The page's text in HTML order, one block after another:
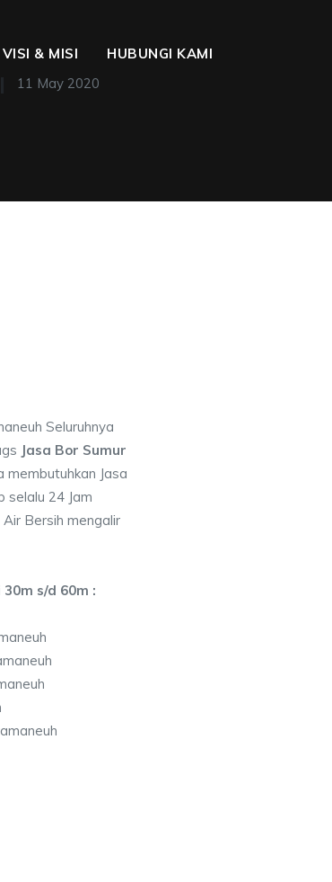
VISI & MISI
HUBUNGI KAMI
11 May 2020
Seluruhnya
Jasa Bor Sumur
membutuhkan Jasa
selalu 24 Jam
Bersih mengalir
s/d 60m :